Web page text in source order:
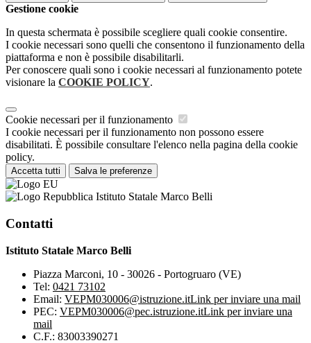
Gestione cookie
In questa schermata è possibile scegliere quali cookie consentire.
I cookie necessari sono quelli che consentono il funzionamento della
piattaforma e non è possibile disabilitarli.
Per conoscere quali sono i cookie necessari al funzionamento potete
visionare la COOKIE POLICY.
Cookie necessari per il funzionamento
I cookie necessari per il funzionamento non possono essere
disabilitati. È possibile consultare l'elenco nella pagina della cookie
policy.
Accetta tutti Salva le preferenze
Istituto Statale Marco Belli
Contatti
Istituto Statale Marco Belli
Piazza Marconi, 10 - 30026 - Portogruaro (VE)
Tel: 0421 73102
Email: VEPM030006@istruzione.itLink per inviare una mail
PEC: VEPM030006@pec.istruzione.itLink per inviare una
mail
C.F.: 83003390271